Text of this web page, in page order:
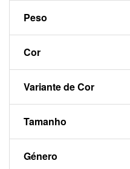
Peso
Cor
Variante de Cor
Tamanho
Género